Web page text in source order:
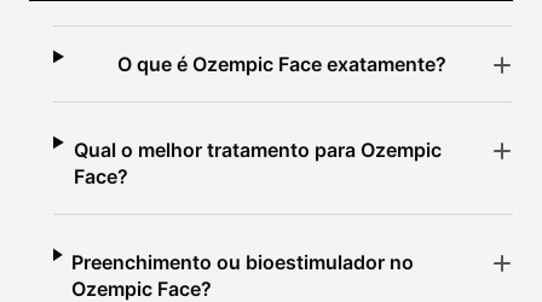
O que é Ozempic Face exatamente?
Qual o melhor tratamento para Ozempic
Face?
Preenchimento ou bioestimulador no
Ozempic Face?